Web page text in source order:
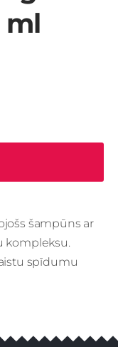
ml
šampūns ar
kompleksu.
spīdumu